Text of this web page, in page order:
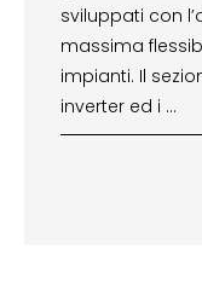
sviluppati con
massima
impianti. Il
inverter ed i …